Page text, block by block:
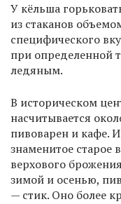
У кёльша
из стаканов
специфического
при определенной
ледяным.
В историческом
насчитывается
пивоварен и кафе.
знаменитое старое
верхового
зимой и осенью,
— стик. Оно более